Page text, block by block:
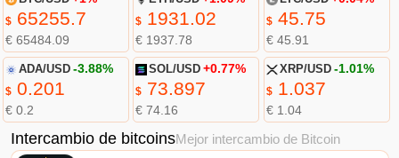
$65255.7
€ 65484.09
$ 1931.02
€ 1937.78
$45.75
€ 45.91
ADA/USD -3.88%
$0.201
€ 0.2
SOL/USD +0.77%
$ 73.897
€ 74.16
XRP/USD -1.01%
$1.037
€ 1.04
Intercambio de bitcoinsMejor intercambio de Bitcoin